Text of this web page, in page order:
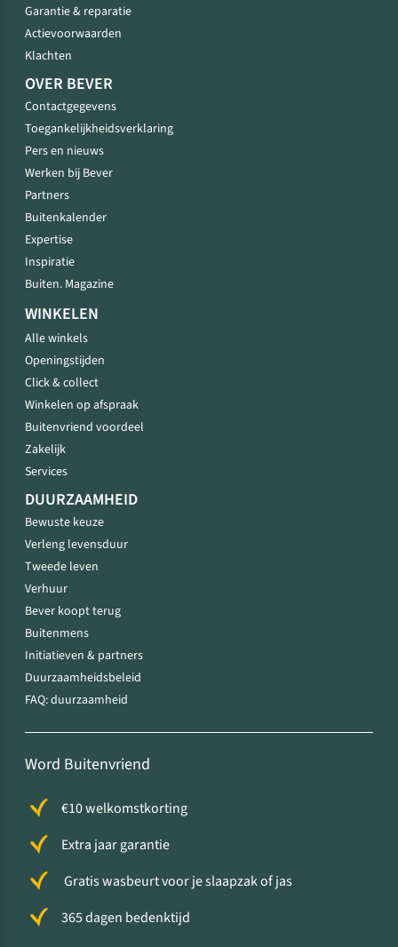
Garantie & reparatie
Actievoorwaarden
Klachten
OVER BEVER
Contactgegevens
Toegankelijkheidsverklaring
Pers en nieuws
Werken bij Bever
Partners
Buitenkalender
Expertise
Inspiratie
Buiten. Magazine
WINKELEN
Alle winkels
Openingstijden
Click & collect
Winkelen op afspraak
Buitenvriend voordeel
Zakelijk
Services
DUURZAAMHEID
Bewuste keuze
Verleng levensduur
Tweede leven
Verhuur
Bever koopt terug
Buitenmens
Initiatieven & partners
Duurzaamheidsbeleid
FAQ: duurzaamheid
Word Buitenvriend
€10 welkomstkorting
Extra jaar garantie
Gratis wasbeurt voor je slaapzak of jas
365 dagen bedenktijd